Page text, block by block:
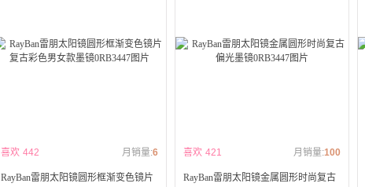
喜欢 442 月销量:6
RayBan雷朋太阳镜圆形框渐变色镜片
喜欢 421 月销量:100
RayBan雷朋太阳镜金属圆形时尚复古